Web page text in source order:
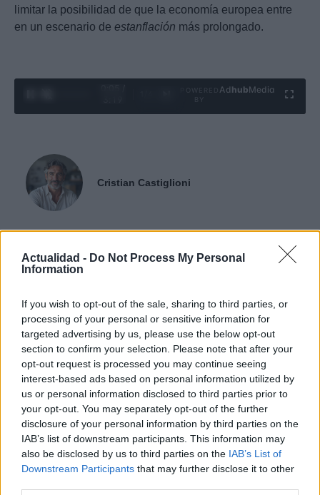
Actualidad - Do Not Process My Personal
Information
If you wish to opt-out of the sale, sharing to third parties, or
processing of your personal or sensitive information for
targeted advertising by us, please use the below opt-out
section to confirm your selection. Please note that after your
opt-out request is processed you may continue seeing
interest-based ads based on personal information utilized by
us or personal information disclosed to third parties prior to
your opt-out. You may separately opt-out of the further
disclosure of your personal information by third parties on the
IAB’s list of downstream participants. This information may
also be disclosed by us to third parties on the IAB’s List of
Downstream Participants that may further disclose it to other
limitar la posibilidad de que la economía europea entre
en un escenario de estanflación más prolongado.
Ad hubMedia
Cristian Castiglioni
impulsó su paso a la redacción. Cuida contenidos cercanos y aporta a
Contacto:
ARTÍCULO ANTERIOR
ARTÍCULO SIGUIENTE
Más leídos
ECONOMÍA